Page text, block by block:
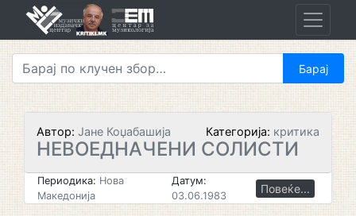
Автор: Јане Коџабашија Категорија: критика
НЕВОЕДНАЧЕНИ СОЛИСТИ
Периодика: Нова
Македонија
Датум:
03.06.1983
Повеќе...